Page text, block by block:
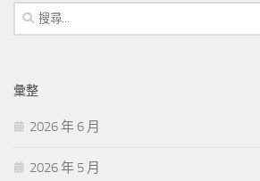
搜
尋
字:
彙整
2026 年 6 月
2026 年 5 月